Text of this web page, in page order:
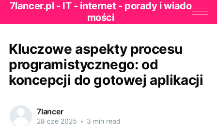
7lancer.pl - IT - internet - porady i wiado
mości
Kluczowe aspekty procesu
programistycznego: od
koncepcji do gotowej aplikacji
7lancer
28 cze 2025 • 3 min read